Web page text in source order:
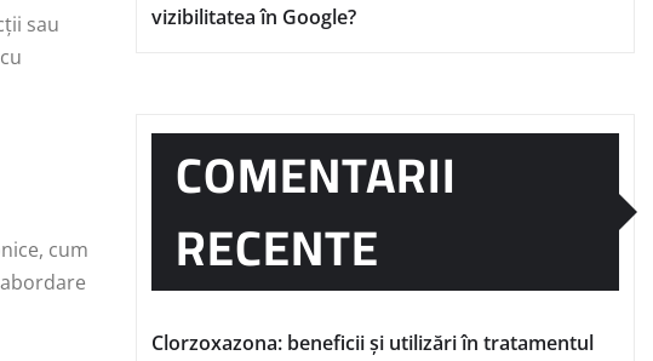
sau
cum
vizibilitatea în Google?
COMENTARII
RECENTE
Clorzoxazona: beneficii și utilizări în tratamentul